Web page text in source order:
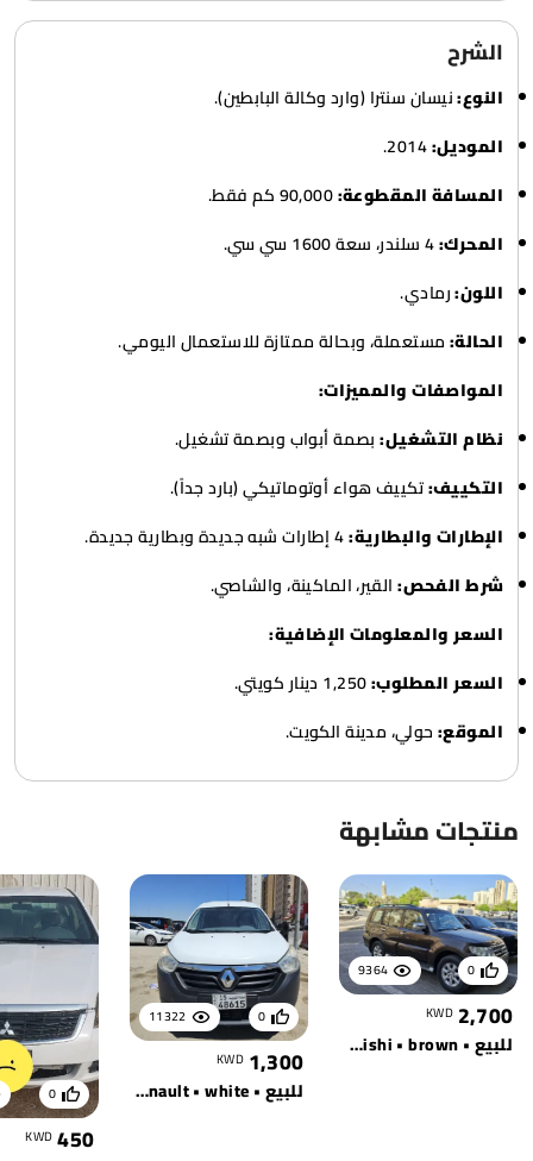
الشرح
النوع:نيسان سنترا (وارد وكالة البابطين).
الموديل:
المسافة المقطوعة:
المحرك:
اللون:رمادي.
الحالة:مستعملة، وبحالة ممتازة للاستعمال اليومي.
المواصفات والمميزات:
نظام التشغيل:بصمة أبواب وبصمة تشغيل.
التكييف:تكييف هواء أوتوماتيكي (بارد جداً).
الإطارات والبطارية:4 إطارات شبه جديدة وبطارية جديدة.
شرط الفحص:القير، الماكينة، والشاصي.
السعر والمعلومات الإضافية:
السعر المطلوب:
الموقع:حولي، مدينة الكويت.
منتجات مشابهة
9364 0
2,700
KWD
للبيع • mitsubishi • brown
11322 0
1,300
KWD
للبيع • renault • white 0
450
KWD